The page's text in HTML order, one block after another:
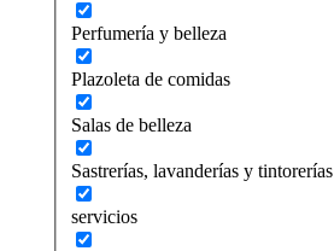
Perfumería y belleza
Plazoleta de comidas
Salas de belleza
Sastrerías, lavanderías y tintorerías
servicios